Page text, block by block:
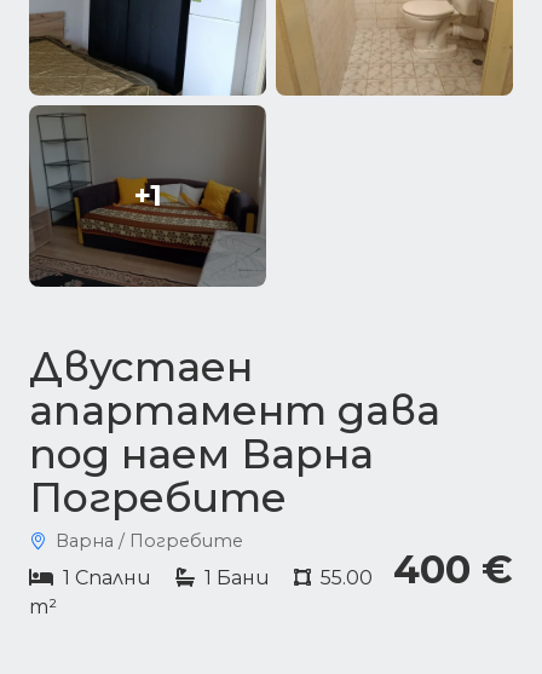
+1
Двустаен
апартамент дава
под наем Варна
Погребите
400 €
Варна / Погребите
1 Спални 1 Бани
55.00
m²